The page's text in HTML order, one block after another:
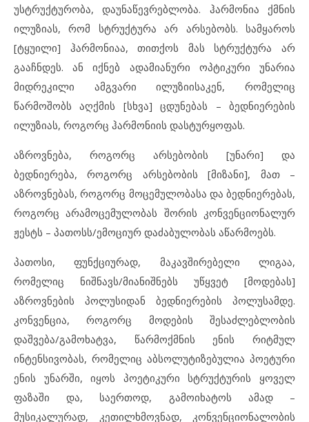
უსტრუქტურობა, დაუნაწევრებლობა. ჰარმონია ქმნის
ილუზიას, რომ სტრუქტურა არ არსებობს. სამყაროს
[ტყუილი] ჰარმონიაა, თითქოს მას სტრუქტურა არ
გააჩნდეს. ან იქნებ ადამიანური ოპტიკური უნარია
მიდრეკილი ამგვარი ილუზიისაკენ, რომელიც
წარმოშობს აღქმის [სხვა] ცდუნებას – ბედნიერების
ილუზიას, როგორც ჰარმონიის დასტურყოფას.
აზროვნება, როგორც არსებობის [უნარი] და
ბედნიერება, როგორც არსებობის [მიზანი], მათ –
აზროვნებას, როგორც მოცემულობასა და ბედნიერებას,
როგორც არამოცემულობას შორის კონვენციონალურ
ჟესტს – პათოსს/ემოციურ დაძაბულობას აწარმოებს.
პათოსი, ფუნქციურად, მაკავშირებელი ლიგაა,
რომელიც ნიშნავს/მიანიშნებს უწყვეტ [მოდებას]
აზროვნების პოლუსიდან ბედნიერების პოლუსამდე.
კონვენცია, როგორც მოდების შესაძლებლობის
დაშვება/გამოხატვა, წარმოქმნის ენის რიტმულ
ინტენსივობას, რომელიც აბსოლუტიზებულია პოეტური
ენის უნარში, იყოს პოეტიკური სტრუქტურის ყოველ
ფაზაში და, საერთოდ, გამოიხატოს ამად –
მუსიკალურად, კეთილხმოვნად, კონვენციონალობის